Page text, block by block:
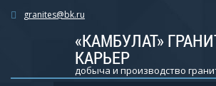
granites@bk.ru
«КАМБУЛАТ»
КАРЬЕР
добыча и производство